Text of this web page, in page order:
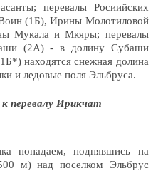
перевалы Росиийских
(1Б), Ирины Молотиловой
Мукала и Мкяры; перевалы
(2А) - в долину Субаши
находятся снежная долина
и ледовые поля Эльбруса.
перевалу Ирикчат
попадаем, поднявшись на
м) над поселком Эльбрус